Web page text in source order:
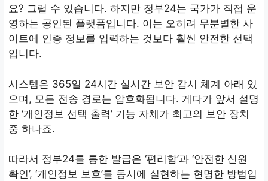
요? 그럴 수 있습니다. 하지만 정부24는 국가가 직접 운
영하는 공인된 플랫폼입니다. 이는 오히려 무분별한 사
이트에 인증 정보를 입력하는 것보다 훨씬 안전한 선택
입니다.
시스템은 365일 24시간 실시간 보안 감시 체계 아래 있
으며, 모든 전송 경로는 암호화됩니다. 게다가 앞서 설명
한 ‘개인정보 선택 출력’ 기능 자체가 최고의 보안 장치
중 하나죠.
따라서 정부24를 통한 발급은 ‘편리함’과 ‘안전한 신원
확인’, ‘개인정보 보호’를 동시에 실현하는 현명한 방법입